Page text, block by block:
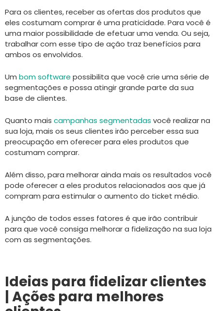
Para os clientes, receber as ofertas dos produtos que
eles costumam comprar é uma praticidade. Para você é
uma maior possibilidade de efetuar uma venda. Ou seja,
trabalhar com esse tipo de ação traz benefícios para
ambos os envolvidos.
Um bom software possibilita que você crie uma série de
segmentações e possa atingir grande parte da sua
base de clientes.
Quanto mais campanhas segmentadas você realizar na
sua loja, mais os seus clientes irão perceber essa sua
preocupação em oferecer para eles produtos que
costumam comprar.
Além disso, para melhorar ainda mais os resultados você
pode oferecer a eles produtos relacionados aos que já
compram para estimular o aumento do ticket médio.
A junção de todos esses fatores é que irão contribuir
para que você consiga melhorar a fidelização na sua loja
com as segmentações.
Ideias para fidelizar clientes
| Ações para melhores